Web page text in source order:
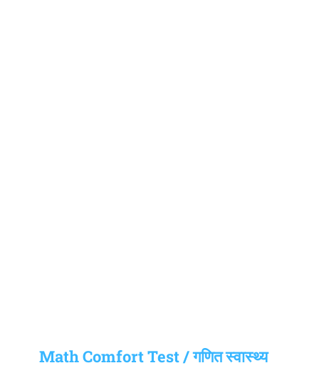
Math Comfort Test / गणित स्वास्थ्य